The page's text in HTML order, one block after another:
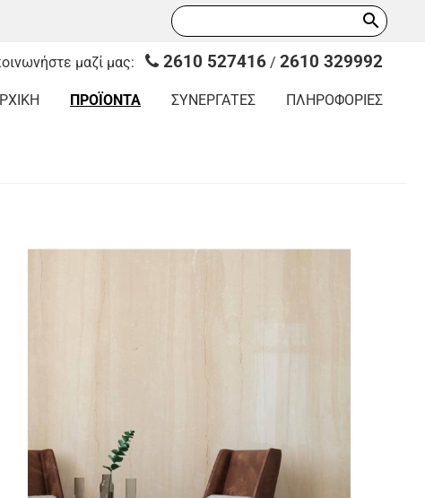
search
μαζί μας: 2610 527416 / 2610 329992
ΠΡΟΪΟΝΤΑ ΣΥΝΕΡΓΑΤΕΣ ΠΛΗΡΟΦΟΡΙΕΣ